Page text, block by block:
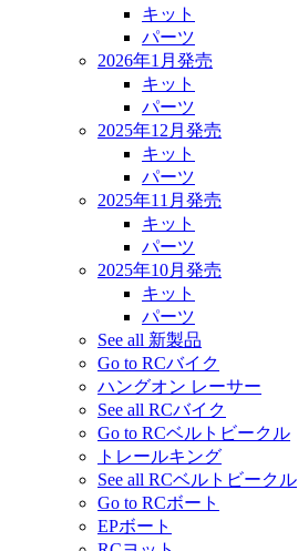
キット
パーツ
2026年1月発売
キット
パーツ
2025年12月発売
キット
パーツ
2025年11月発売
キット
パーツ
2025年10月発売
キット
パーツ
See all 新製品
Go to RCバイク
ハングオン レーサー
See all RCバイク
Go to RCベルトビークル
トレールキング
See all RCベルトビークル
Go to RCボート
EPボート